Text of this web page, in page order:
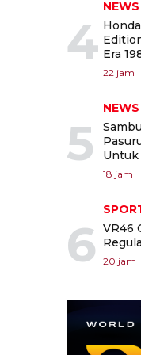
4
NEWS
Era
22 jam
5
NEWS
Untuk
18 jam
6 VR46
20 jam